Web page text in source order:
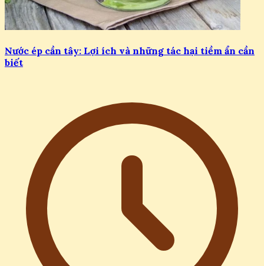
Nước ép cần tây: Lợi ích và những tác hại tiềm ẩn cần
biết